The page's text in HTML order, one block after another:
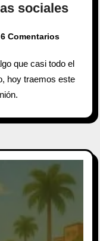
sociales
6 Comentarios
que casi todo el
hoy traemos este